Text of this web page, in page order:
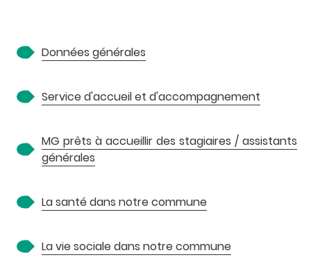
Données générales
Service d'accueil et d'accompagnement
MG prêts à accueillir des stagiaires / assistants
générales
La santé dans notre commune
La vie sociale dans notre commune